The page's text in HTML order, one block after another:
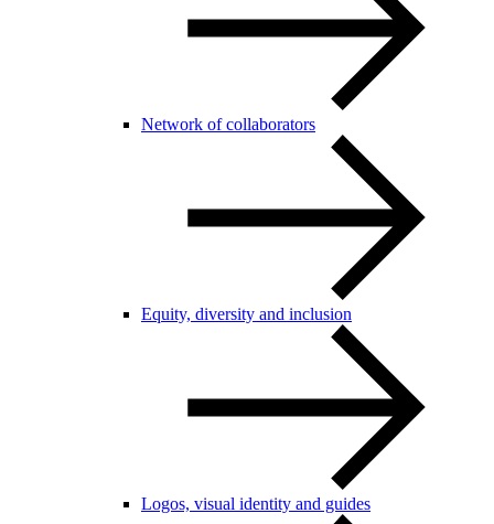
Network of collaborators
Equity, diversity and inclusion
Logos, visual identity and guides